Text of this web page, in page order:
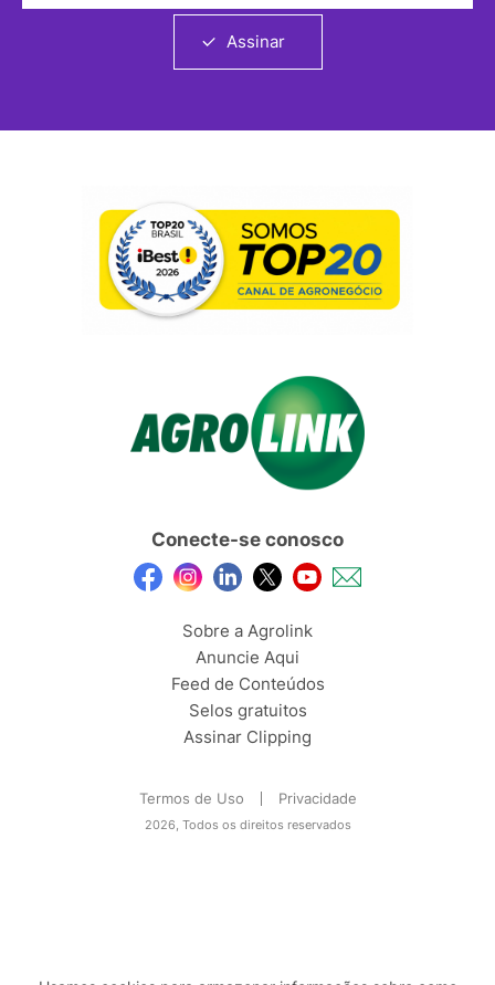
Assinar
Conecte-se conosco
Sobre a Agrolink
Anuncie Aqui
Feed de Conteúdos
Selos gratuitos
Assinar Clipping
Termos de Uso Privacidade
2026, Todos os direitos reservados